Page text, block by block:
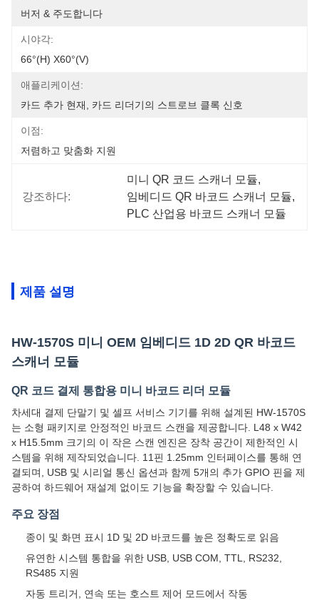
버저 & 주도합니다
시야각:
66°(H) X60°(V)
애플리케이션:
카드 추가 현재, 카드 리더기의 스트로브 클록 신호
이점:
저렴하고 맞춤화 지원
강조하다:
미니 QR 코드 스캐너 모듈,
임베디드 QR 바코드 스캐너 모듈
PLC 산업용 바코드 스캐너 모듈
제품 설명
HW-1570S 미니 OEM 임베디드 1D 2D QR 바코드
스캐너 모듈
QR 코드 결제 통합용 미니 바코드 리더 모듈
차세대 결제 단말기 및 셀프 서비스 기기를 위해 설계된 HW-1570S
는 소형 패키지로 안정적인 바코드 스캔을 제공합니다. L48 x W42
x H15.5mm 크기의 이 작은 스캔 엔진은 장착 공간이 제한적인 시
스템을 위해 제작되었습니다. 11핀 1.25mm 인터페이스를 통해 연
결되며, USB 및 시리얼 통신 옵션과 함께 5개의 추가 GPIO 핀을 제
공하여 하드웨어 재설계 없이도 기능을 확장할 수 있습니다.
주요 장점
종이 및 화면 표시 1D 및 2D 바코드를 높은 정확도로 읽음
유연한 시스템 통합을 위한 USB, USB COM, TTL, RS232,
RS485 지원
자동 트리거, 연속 또는 호스트 제어 모드에서 작동